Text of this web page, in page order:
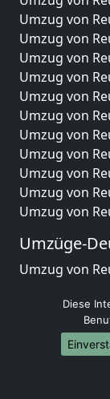
Umzug von
Umzug von
Umzug von
Umzug von
Umzug von
Umzug von
Umzug von
Umzug von
Umzug von
Umzug von
Umzug von
Umzüge-
Umzug von
Umzug von
Umzug von
Umzug von
Umzug von
Umzug von
Diese